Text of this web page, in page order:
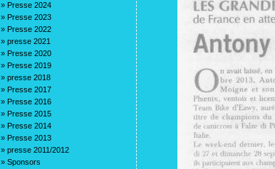
» Presse 2024
» Presse 2023
» Presse 2022
» presse 2021
» Presse 2020
» Presse 2019
» presse 2018
» Presse 2017
» Presse 2016
» Presse 2015
» Presse 2014
» Presse 2013
» presse 2011/2012
» Sponsors